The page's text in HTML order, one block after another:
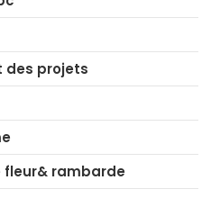
des projets
fleur& rambarde